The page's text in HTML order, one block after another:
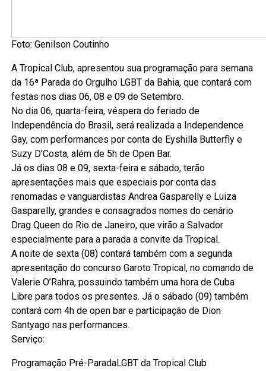
Foto: Genilson Coutinho
A Tropical Club, apresentou sua programação para semana
da 16ª Parada do Orgulho LGBT da Bahia, que contará com
festas nos dias 06, 08 e 09 de Setembro.
No dia 06, quarta-feira, véspera do feriado de
Independência do Brasil, será realizada a Independence
Gay, com performances por conta de Eyshilla Butterfly e
Suzy D’Costa, além de 5h de Open Bar.
Já os dias 08 e 09, sexta-feira e sábado, terão
apresentações mais que especiais por conta das
renomadas e vanguardistas Andrea Gasparelly e Luiza
Gasparelly, grandes e consagrados nomes do cenário
Drag Queen do Rio de Janeiro, que virão a Salvador
especialmente para a parada a convite da Tropical.
A noite de sexta (08) contará também com a segunda
apresentação do concurso Garoto Tropical, no comando de
Valerie O’Rahra, possuindo também uma hora de Cuba
Libre para todos os presentes. Já o sábado (09) também
contará com 4h de open bar e participação de Dion
Santyago nas performances.
Serviço:
Programação Pré-ParadaLGBT da Tropical Club